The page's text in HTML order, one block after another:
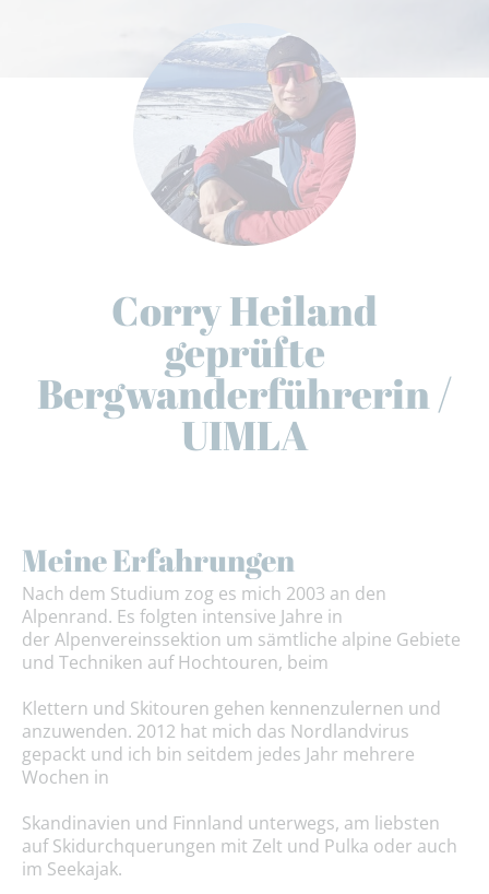
Corry Heiland
geprüfte
Bergwanderführerin /
UIMLA
Meine Erfahrungen
Nach dem Studium zog es mich 2003 an den
Alpenrand. Es folgten intensive Jahre in
der Alpenvereinssektion um sämtliche alpine Gebiete
und Techniken auf Hochtouren, beim
Klettern und Skitouren gehen kennenzulernen und
anzuwenden. 2012 hat mich das Nordlandvirus
gepackt und ich bin seitdem jedes Jahr mehrere
Wochen in
Skandinavien und Finnland unterwegs, am liebsten
auf Skidurchquerungen mit Zelt und Pulka oder auch
im Seekajak.